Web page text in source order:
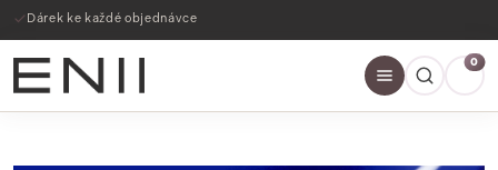
Dárek ke každé objednávce
0